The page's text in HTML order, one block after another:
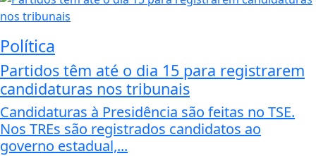
Política
Partidos têm até o dia 15 para registrarem
candidaturas nos tribunais
Candidaturas à Presidência são feitas no TSE.
Nos TREs são registrados candidatos ao
governo estadual,...